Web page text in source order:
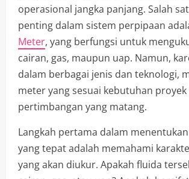
operasional jangka panjang. Salah
penting dalam sistem perpipaan
Meter, yang berfungsi untuk
cairan, gas, maupun uap. Namun,
dalam berbagai jenis dan teknologi,
meter yang sesuai kebutuhan
pertimbangan yang matang.
Langkah pertama dalam
yang tepat adalah memahami
yang akan diukur. Apakah fluida